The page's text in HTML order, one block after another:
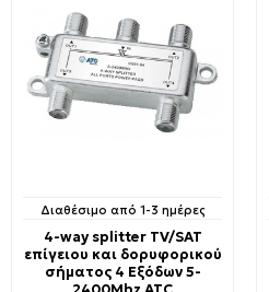
Διαθέσιμο από 1-3 ημέρες
4-way splitter TV/SAT
επίγειου και δορυφορικού
σήματος 4 Εξόδων 5-